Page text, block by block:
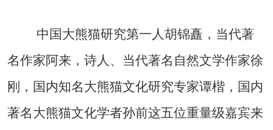
中国大熊猫研究第一人胡锦矗，当代著
名作家阿来，诗人、当代著名自然文学作家徐
刚，国内知名大熊猫文化研究专家谭楷，国内
著名大熊猫文化学者孙前这五位重量级嘉宾来